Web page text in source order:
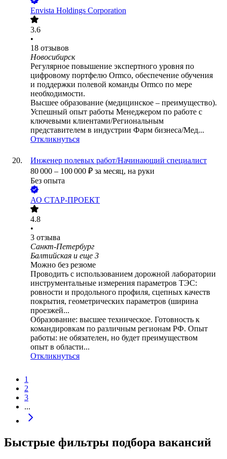
Envista Holdings Corporation
3.6
•
18 отзывов
Новосибирск
Регулярное повышение экспертного уровня по
цифровому портфелю Ormco, обеспечение обучения
и поддержки полевой команды Ormco по мере
необходимости.
Высшее образование (медицинское – преимущество).
Успешный опыт работы Менеджером по работе с
ключевыми клиентами/Региональным
представителем в индустрии Фарм бизнеса/Мед...
Откликнуться
Инженер полевых работ/Начинающий специалист
80 000 – 100 000 ₽ за месяц, на руки
Без опыта
АО СТАР-ПРОЕКТ
4.8
•
3 отзыва
Санкт-Петербург
Балтийская и еще 3
Можно без резюме
Проводить с использованием дорожной лаборатории
инструментальные измерения параметров ТЭС:
ровности и продольного профиля, сцепных качеств
покрытия, геометрических параметров (ширина
проезжей...
Образование: высшее техническое. Готовность к
командировкам по различным регионам РФ. Опыт
работы: не обязателен, но будет преимуществом
опыт в области...
Откликнуться
1
2
3
...
Быстрые фильтры подбора вакансий